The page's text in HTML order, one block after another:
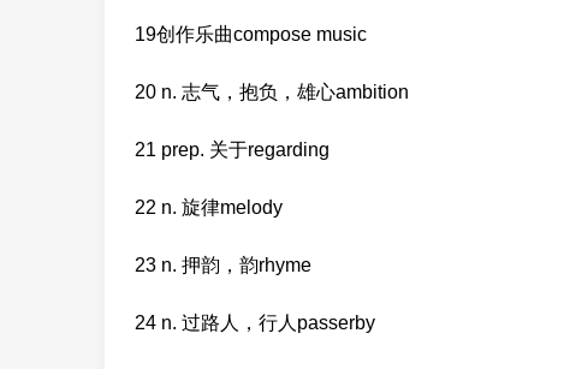
19创作乐曲compose music
20 n. 志气，抱负，雄心ambition
21 prep. 关于regarding
22 n. 旋律melody
23 n. 押韵，韵rhyme
24 n. 过路人，行人passerby